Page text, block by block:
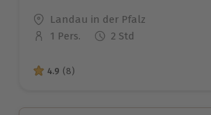
Standort
Landau in der Pfalz
Anzahl der Teilnehmer
1 Pers. 2 Std
4.9 von 5 Sternen basierend auf 8
4.9 (8)